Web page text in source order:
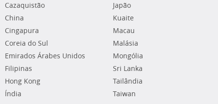
Cazaquistão
China
Cingapura
Coreia do Sul
Emirados Árabes Unidos
Filipinas
Hong Kong
Índia
Japão
Kuaite
Macau
Malásia
Mongólia
Sri Lanka
Tailândia
Taiwan